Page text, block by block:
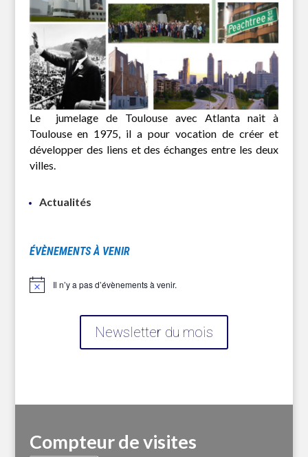
Le jumelage de Toulouse avec Atlanta nait à
Toulouse en 1975, il a pour vocation de créer et
développer des liens et des échanges entre les deux
villes.
Actualités
ÉVÈNEMENTS À VENIR
Notice Il n’y a pas d’évènements à venir.
Newsletter du mois
Compteur de visites